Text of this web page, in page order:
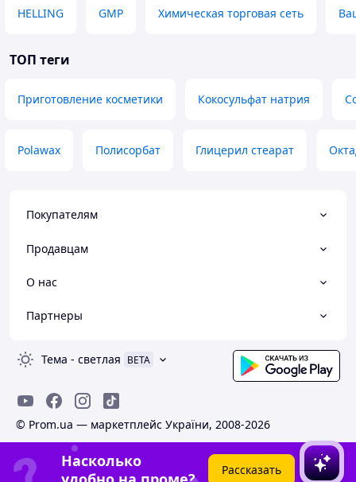
HELLING GMP Химическая торговая сеть
ТОП теги
Приготовление косметики Кокосульфат натрия
Polawax Полисорбат Глицерил стеарат
Покупателям
Продавцам
О нас
Партнеры
Тема - светлая BETA
© Prom.ua — маркетплейс України, 2008-2026
Насколько
Рассказать